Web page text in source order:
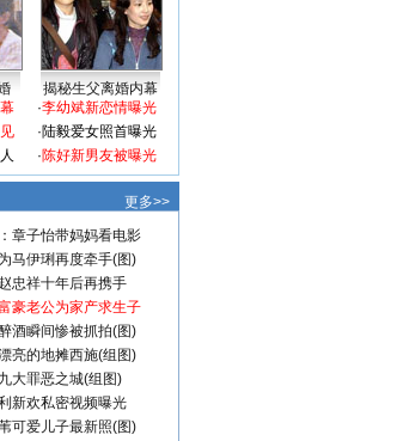
揭秘生父离婚内幕
·李幼斌新恋情曝光
·陆毅爱女照首曝光
·陈好新男友被曝光
更多>>
章子怡带妈妈看电影
马伊琍再度牵手(图)
忠祥十年后再携手
豪老公为家产求生子
酒瞬间惨被抓拍(图)
亮的地摊西施(组图)
大罪恶之城(组图)
新欢私密视频曝光
可爱儿子最新照(图)